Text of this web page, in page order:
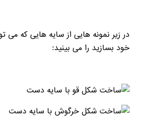
در زیر نمونه هایی از سایه هایی که می
خود بسازید را می بینید: